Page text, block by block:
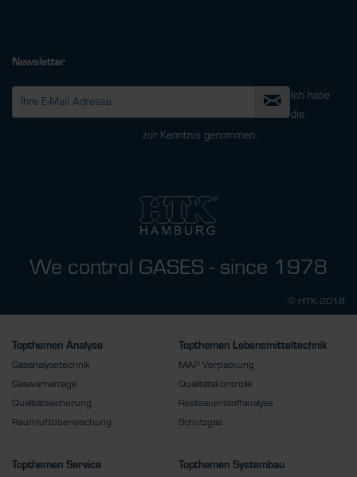
Newsletter
Ich habe
die
zur Kenntnis genommen.
We control GASES - since 1978
© HTK 2018
Topthemen Analyse
Gasanalysetechnik
Gaswarnanlage
Qualitätssicherung
Raumluftüberwachung
Topthemen Lebensmitteltechnik
MAP Verpackung
Qualitätskontrolle
Restsauerstoffanalyse
Schutzgas
Topthemen Service
Topthemen Systembau